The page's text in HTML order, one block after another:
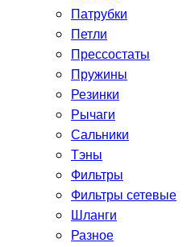
Патрубки
Петли
Прессостаты
Пружины
Резинки
Рычаги
Сальники
Тэны
Фильтры
Фильтры сетевые
Шланги
Разное